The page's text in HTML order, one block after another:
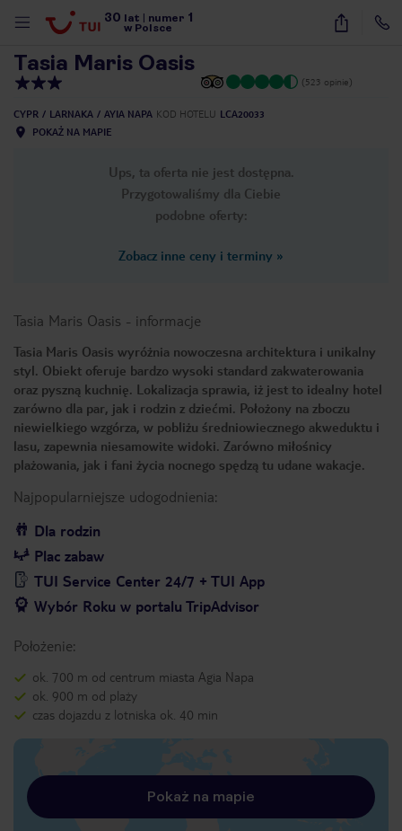
30 lat numer 1
w Polsce
20
Tasia Maris Oasis
(523 opinie)
CYPR LARNAKA AYIA NAPA KOD HOTELU LCA20033
POKAŻ NA MAPIE
Ups, ta oferta nie jest dostępna.
Przygotowaliśmy dla Ciebie
podobne oferty:
Zobacz inne ceny i terminy »
Tasia Maris Oasis - informacje
Tasia Maris Oasis wyróżnia nowoczesna architektura i unikalny
styl. Obiekt oferuje bardzo wysoki standard zakwaterowania
oraz pyszną kuchnię. Lokalizacja sprawia, iż jest to idealny hotel
zarówno dla par, jak i rodzin z dziećmi. Położony na zboczu
niewielkiego wzgórza, w pobliżu średniowiecznego akweduktu i
lasu, zapewnia niesamowite widoki. Zarówno miłośnicy
plażowania, jak i fani życia nocnego spędzą tu udane wakacje.
Najpopularniejsze udogodnienia:
Dla rodzin
Plac zabaw
TUI Service Center 24/7 + TUI App
Wybór Roku w portalu TripAdvisor
Położenie:
ok. 700 m od centrum miasta Agia Napa
ok. 900 m od plaży
czas dojazdu z lotniska ok. 40 min
Pokaż na mapie